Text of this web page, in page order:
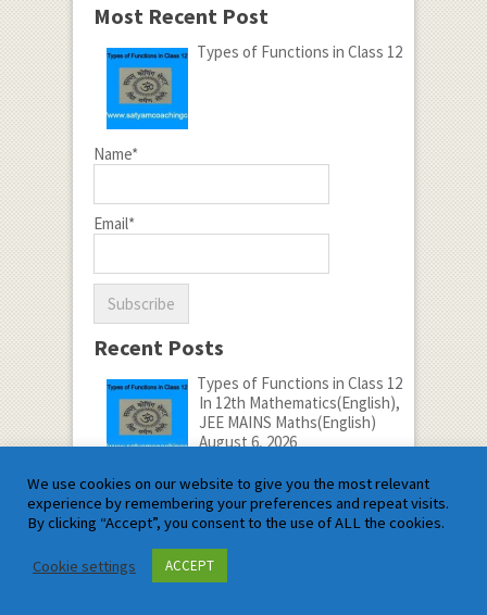
Most Recent Post
Types of Functions in Class 12
Name*
Email*
Recent Posts
Types of Functions in Class 12
In 12th Mathematics(English),
JEE MAINS Maths(English)
August 6, 2026
12 In this article Types[…]
No Comments
7 Secret Mindset to Master
Mathematics:A Step-by-Step
Guide
In Mathematics Tips
We use cookies on our website to give you the most relevant
experience by remembering your preferences and repeat visits.
By clicking “Accept”, you consent to the use of ALL the cookies.
Cookie settings ACCEPT